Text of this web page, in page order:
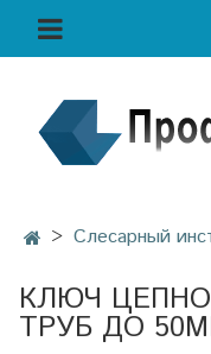
Слесарный
КЛЮЧ
ТРУБ ДО